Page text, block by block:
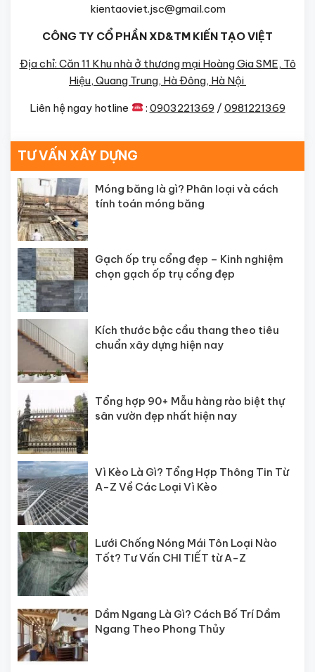
kientaoviet.jsc@gmail.com
CÔNG TY CỔ PHẦN XD&TM KIẾN TẠO VIỆT
Địa chỉ: Căn 11 Khu nhà ở thương mại Hoàng Gia SME, Tô
Hiệu, Quang Trung, Hà Đông, Hà Nội
Liên hệ ngay hotline : 0903221369 / 0981221369
TƯ VẤN XÂY DỰNG
Móng băng là gì? Phân loại và cách
tính toán móng băng
Gạch ốp trụ cổng đẹp – Kinh nghiệm
chọn gạch ốp trụ cổng đẹp
Kích thước bậc cầu thang theo tiêu
chuẩn xây dựng hiện nay
Tổng hợp 90+ Mẫu hàng rào biệt thự
sân vườn đẹp nhất hiện nay
Vì Kèo Là Gì? Tổng Hợp Thông Tin Từ
A-Z Về Các Loại Vì Kèo
Lưới Chống Nóng Mái Tôn Loại Nào
Tốt? Tư Vấn CHI TIẾT từ A-Z
Dầm Ngang Là Gì? Cách Bố Trí Dầm
Ngang Theo Phong Thủy